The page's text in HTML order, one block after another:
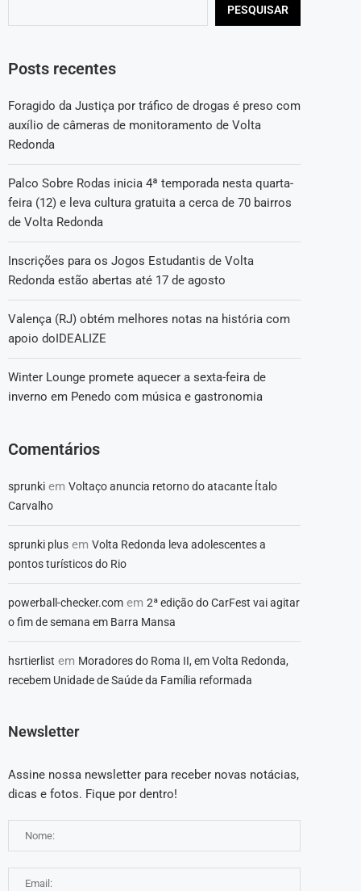
PESQUISAR
Posts recentes
Foragido da Justiça por tráfico de drogas é preso com
auxílio de câmeras de monitoramento de Volta
Redonda
Palco Sobre Rodas inicia 4ª temporada nesta quarta-
feira (12) e leva cultura gratuita a cerca de 70 bairros
de Volta Redonda
Inscrições para os Jogos Estudantis de Volta
Redonda estão abertas até 17 de agosto
Valença (RJ) obtém melhores notas na história com
apoio doIDEALIZE
Winter Lounge promete aquecer a sexta-feira de
inverno em Penedo com música e gastronomia
Comentários
sprunki em Voltaço anuncia retorno do atacante Ítalo
Carvalho
sprunki plus em Volta Redonda leva adolescentes a
pontos turísticos do Rio
powerball-checker.com em 2ª edição do CarFest vai agitar
o fim de semana em Barra Mansa
hsrtierlist em Moradores do Roma II, em Volta Redonda,
recebem Unidade de Saúde da Família reformada
Newsletter
Assine nossa newsletter para receber novas notácias,
dicas e fotos. Fique por dentro!